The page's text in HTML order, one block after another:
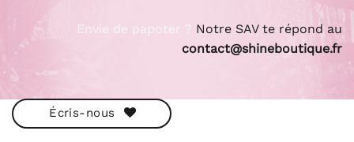
Envie de papoter ? Notre SAV te répond au
contact@shineboutique.fr
Écris-nous